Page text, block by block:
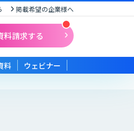
掲載希望の企業様へ
料請求する
料 ウェビナー